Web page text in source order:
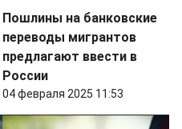
Пошлины на банковские
переводы мигрантов
предлагают ввести в
России
04 февраля 2025 11:53